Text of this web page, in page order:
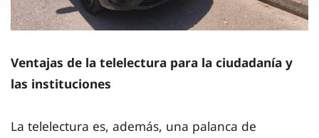
Ventajas de la telelectura para la ciudadanía y
las instituciones
La telelectura es, además, una palanca de